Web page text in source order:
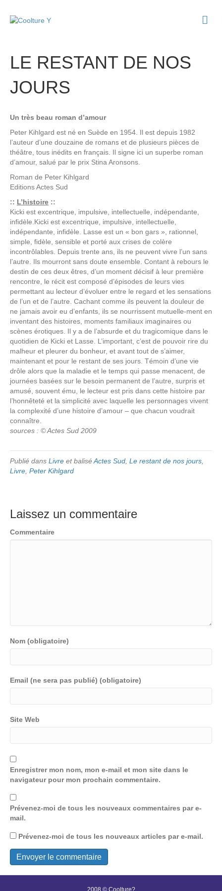
LE RESTANT DE NOS
JOURS
Un très beau roman d’amour
Peter Kihlgard est né en Suède en 1954. Il est depuis 1982
l’auteur d’une douzaine de romans et de plusieurs pièces de
théâtre, tous inédits en français. Il signe ici un superbe roman
d’amour, salué par le prix Stina Aronsons.
Roman de Peter Kihlgard
EditionsActes Sud
:: L’histoire ::
Kicki est excentrique, impulsive, intellectuelle, indépendante,
infidèle.Kicki est excentrique, impulsive, intellectuelle,
indépendante, infidèle. Lasse est un « bon gars », rationnel,
simple, fidèle, sensible et porté aux crises de colère
incontrôlables. Depuis trente ans, ils ne peuvent vivre l’un sans
l’autre. Ils mourront sans doute ensemble. Contant à rebours le
destin de ces deux êtres, d’un moment décisif à leur première
rencontre, le récit est composé d’épisodes de leurs vies
permettant au lecteur d’évoluer entre le regard et les sensations
de l’un et de l’autre. Cachant comme ils peuvent la douleur de
ne jamais avoir eu d’enfants, ils se nourrissent mutuelle-ment en
inventant des histoires, moments familiaux imaginaires ou
scènes érotiques. Il y a de l’absurde et du tragicomique dans le
quotidien de Kicki et Lasse. L’important, c’est de pouvoir rire du
malheur et pleurer du bonheur, et avant tout de s’aimer,
maintenant et pour le restant de ses jours. Témoin d’une vie
drôle alors que la maladie et le temps qui passe menacent, de
journées basées sur le besoin permanent de l’autre, surpris et
amusé, souvent ému, le lecteur est pris dans cette histoire par
l’honnêteté et la simplicité avec laquelle les personnages vivent
la complexité d’une histoire d’amour – que chacun voudrait
connaître.
sources : © Actes Sud 2009
Publié dans Livre et baliséActes Sud, Le restant de nos jours,
Livre, Peter Kihlgard
Laissez un commentaire
Commentaire
Nom (obligatoire)
Email (ne sera pas publié) (obligatoire)
Site Web
Enregistrer mon nom, mon e-mail et mon site dans le
navigateur pour mon prochain commentaire.
Prévenez-moi de tous les nouveaux commentaires par e-
mail.
Prévenez-moi de tous les nouveaux articles par e-mail.